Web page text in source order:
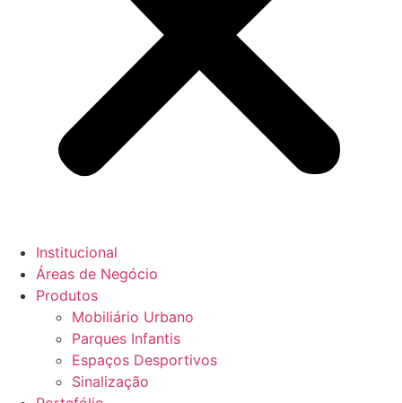
Institucional
Áreas de Negócio
Produtos
Mobiliário Urbano
Parques Infantis
Espaços Desportivos
Sinalização